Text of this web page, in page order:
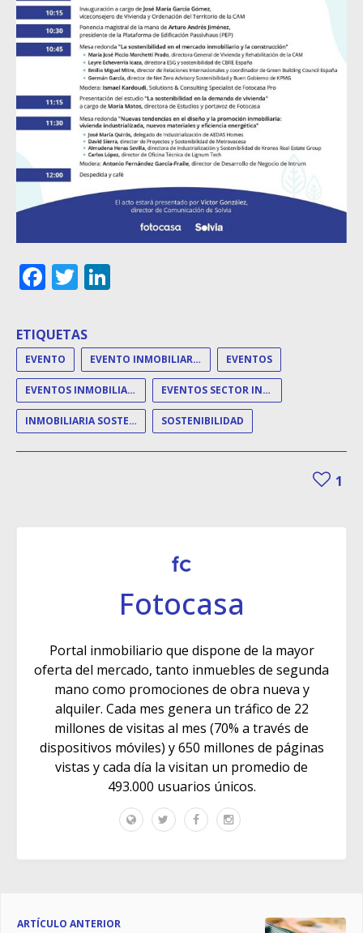
Facebook
Twitter
ETIQUETAS
EVENTO EVENTO INMOBILIARIO EVENTOS
EVENTOS INMOBILIARIOS EVENTOS SECTOR INMOBILIARIO
INMOBILIARIA SOSTENIBLE SOSTENIBILIDAD
1
Fotocasa
Portal inmobiliario que dispone de la mayor
oferta del mercado, tanto inmuebles de segunda
mano como promociones de obra nueva y
alquiler. Cada mes genera un tráfico de 22
millones de visitas al mes (70% a través de
dispositivos móviles) y 650 millones de páginas
vistas y cada día la visitan un promedio de
493.000 usuarios únicos.
ARTÍCULO ANTERIOR